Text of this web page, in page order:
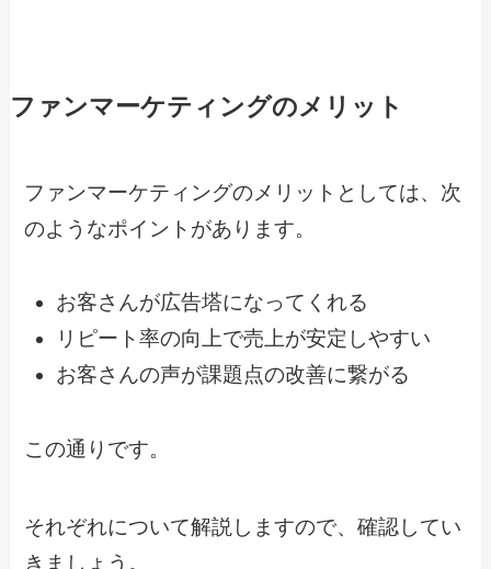
ファンマーケティングのメリット
ファンマーケティングのメリットとしては、次
のようなポイントがあります。
お客さんが広告塔になってくれる
リピート率の向上で売上が安定しやすい
お客さんの声が課題点の改善に繋がる
この通りです。
それぞれについて解説しますので、確認してい
きましょう。